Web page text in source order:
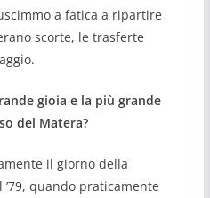
a fatica a ripartire
scorte, le trasferte
gioia e la più grande
del Matera?
il giorno della
quando praticamente